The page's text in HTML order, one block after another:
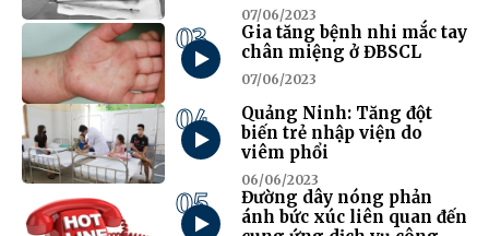
07/06/2023
03
Gia tăng bệnh nhi mắc tay
chân miệng ở ĐBSCL
07/06/2023
04
Quảng Ninh: Tăng đột
biến trẻ nhập viện do
viêm phổi
06/06/2023
05
Đường dây nóng phản
ánh bức xúc liên quan đến